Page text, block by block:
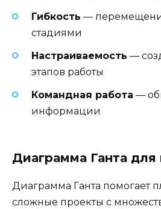
Гибкость —
стадиями
Настраиваемость —
этапов работы
Командная работа —
информации
Диаграмма Ганта для
Диаграмма Ганта помогает
сложные проекты с